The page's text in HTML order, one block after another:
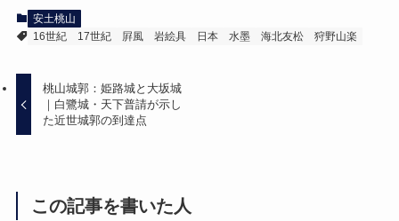
安土桃山
16世紀
17世紀 屛風 岩絵具 日本 水墨 海北友松 狩野山楽
桃山城郭：姫路城と大坂城
｜白鷺城・天下普請が示し
た近世城郭の到達点
この記事を書いた人